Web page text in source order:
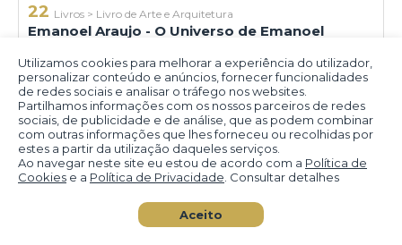
Utilizamos cookies para melhorar a experiência do utilizador,
personalizar conteúdo e anúncios, fornecer funcionalidades
de redes sociais e analisar o tráfego nos websites.
Partilhamos informações com os nossos parceiros de redes
sociais, de publicidade e de análise, que as podem combinar
com outras informações que lhes forneceu ou recolhidas por
estes a partir da utilização daqueles serviços.
Ao navegar neste site eu estou de acordo com a Política de
Cookies e a Política de Privacidade . Consultar detalhes
Aceito
22 Livros > Livro de Arte e Arquitetura
Emanoel Araujo - O Universo de Emanoel
327 pgs - ilustrado p/b
Emanoel Alves de Araujo